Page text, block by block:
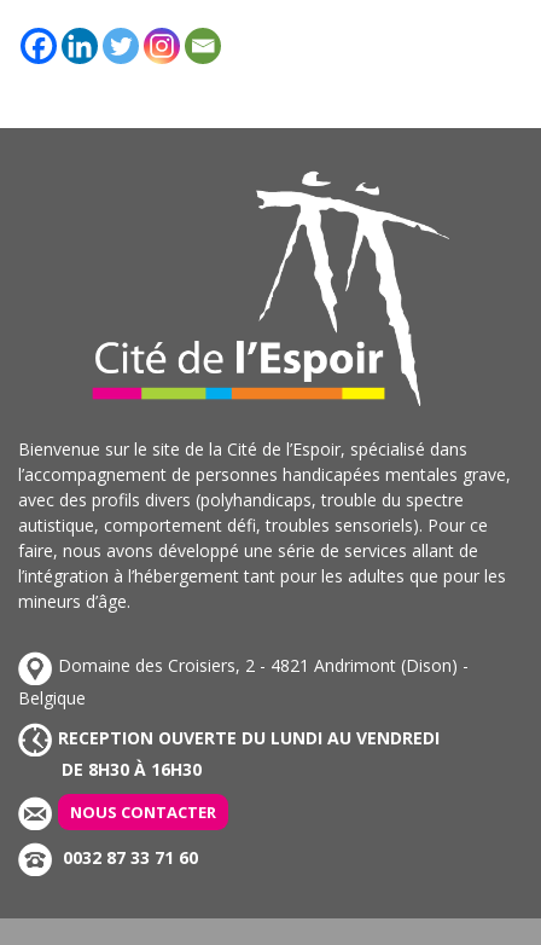
Bienvenue sur le site de la Cité de l’Espoir, spécialisé dans
l’accompagnement de personnes handicapées mentales grave,
avec des profils divers (polyhandicaps, trouble du spectre
autistique, comportement défi, troubles sensoriels). Pour ce
faire, nous avons développé une série de services allant de
l’intégration à l’hébergement tant pour les adultes que pour les
mineurs d’âge.
Domaine des Croisiers, 2 - 4821 Andrimont (Dison) -
Belgique
RECEPTION OUVERTE DU LUNDI AU VENDREDI
DE 8H30 À 16H30
NOUS CONTACTER
0032 87 33 71 60